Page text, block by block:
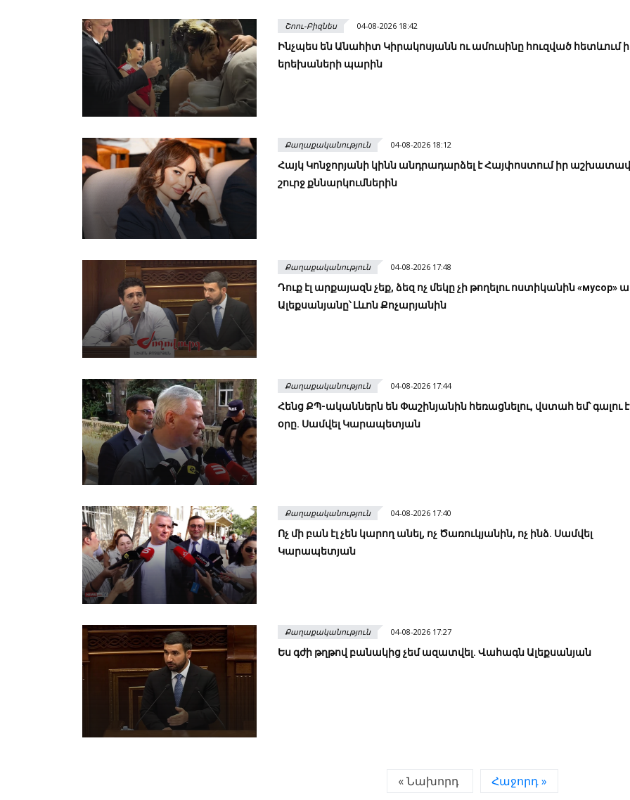
Շոու-Բիզնես 04-08-2026 18:42
Ինչպես են Անահիտ Կիրակոսյանն ու ամուսինը հուզված հետևում
երեխաների պարին
Քաղաքականություն 04-08-2026 18:12
Հայկ Կոնջորյանի կինն անդրադարձել է Հայփոստում իր
շուրջ քննարկումներին
Քաղաքականություն 04-08-2026 17:48
Դուք էլ արքայազն չեք, ձեզ ոչ մեկը չի թողելու ոստիկանին «мусор»
Ալեքսանյանը՝ Լևոն Քոչարյանին
Քաղաքականություն 04-08-2026 17:44
Հենց ՔՊ-ականներն են Փաշինյանին հեռացնելու, վստահ եմ՝ գալու է
օրը. Սամվել Կարապետյան
Քաղաքականություն 04-08-2026 17:40
Ոչ մի բան էլ չեն կարող անել, ոչ Ծառուկյանին, ոչ ինձ. Սամվել
Կարապետյան
Քաղաքականություն 04-08-2026 17:27
Ես գժի թղթով բանակից չեմ ազատվել. Վահագն Ալեքսանյան
« Նախորդ Հաջորդ »